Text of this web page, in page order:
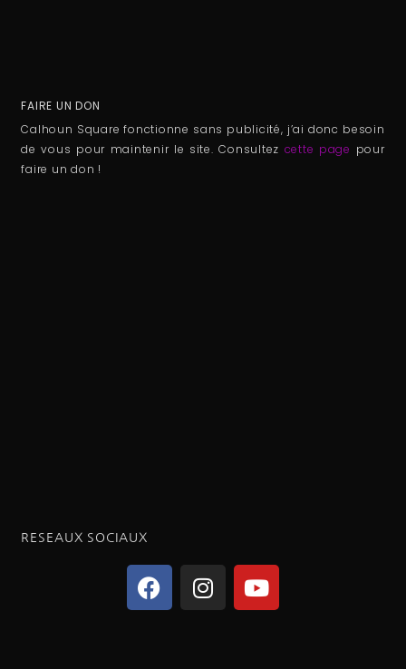
FAIRE UN DON
Calhoun Square fonctionne sans publicité, j’ai donc besoin
de vous pour maintenir le site. Consultez cette page pour
faire un don !
RESEAUX SOCIAUX